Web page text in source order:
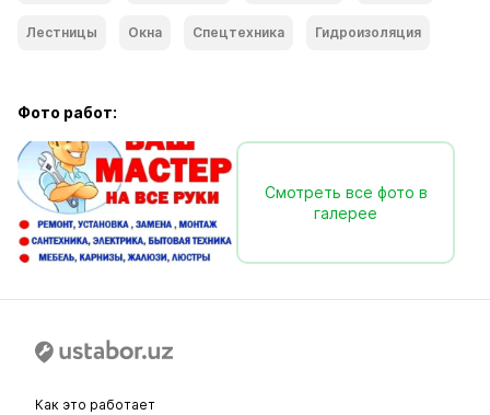
Лестницы Окна Спецтехника Гидроизоляция
Фото работ:
Смотреть все фото в
галерее
Как это работает